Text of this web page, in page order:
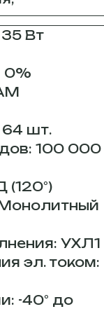
Вт
0%
64 шт.
100 000
(120°)
УХЛ1
эл. током:
-40° до